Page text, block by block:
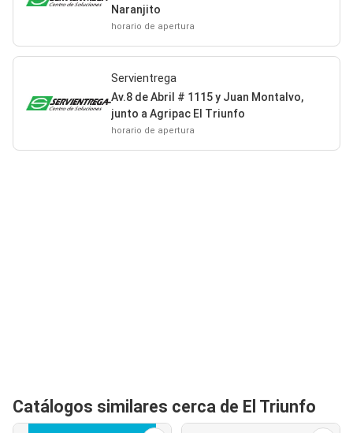
Naranjito
horario de apertura
Servientrega
Av.8 de Abril # 1115 y Juan Montalvo,
junto a Agripac El Triunfo
horario de apertura
Catálogos similares cerca de El Triunfo